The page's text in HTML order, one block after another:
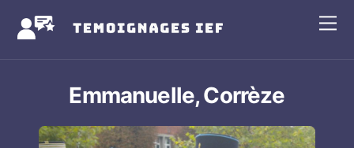
content
Emmanuelle, Corrèze